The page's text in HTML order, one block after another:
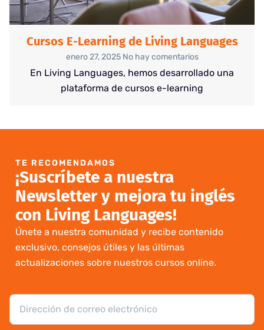
Cursos E-Learning de Living Languages
enero 27, 2025 No hay comentarios
En Living Languages, hemos desarrollado una
plataforma de cursos e-learning
TE RECOMENDAMOS
¡Suscríbete a nuestra
Newsletter y mejora tu inglés
con Living Languages!
Únete a nuestra comunidad y recibe contenido
exclusivo, consejos útiles y las últimas
actualizaciones sobre nuestros cursos online.